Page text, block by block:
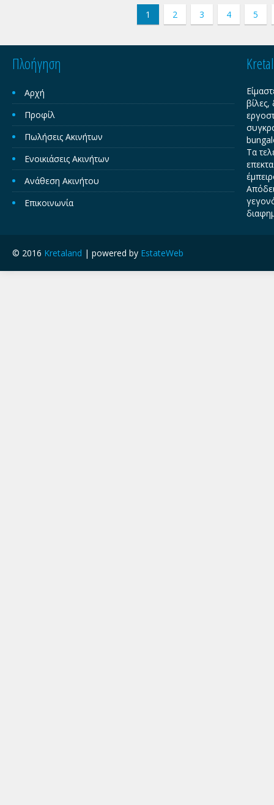
1 2 3 4 5
Πλοήγηση
Αρχή
Προφίλ
Πωλήσεις Ακινήτων
Ενοικιάσεις Ακινήτων
Ανάθεση Ακινήτου
Επικοινωνία
βίλες,
Τα
© 2016 Kretaland | powered by EstateWeb